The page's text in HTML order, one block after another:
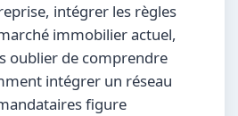
intégrer les règles
immobilier actuel,
oublier de comprendre
intégrer un réseau
figure